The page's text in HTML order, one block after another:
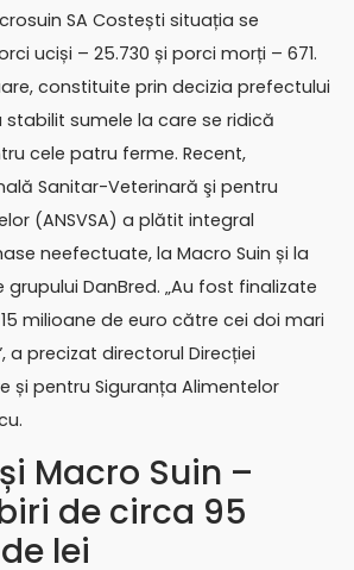
SA Costești situația se
uciși – 25.730 și porci morți – 671.
constituite prin decizia prefectului
stabilit sumele la care se ridică
cele patru ferme. Recent,
Sanitar-Veterinară şi pentru
(ANSVSA) a plătit integral
neefectuate, la Macro Suin și la
DanBred. „Au fost finalizate
milioane de euro către cei doi mari
a precizat directorul Direcției
și pentru Siguranța Alimentelor
Macro Suin –
de circa 95
lei